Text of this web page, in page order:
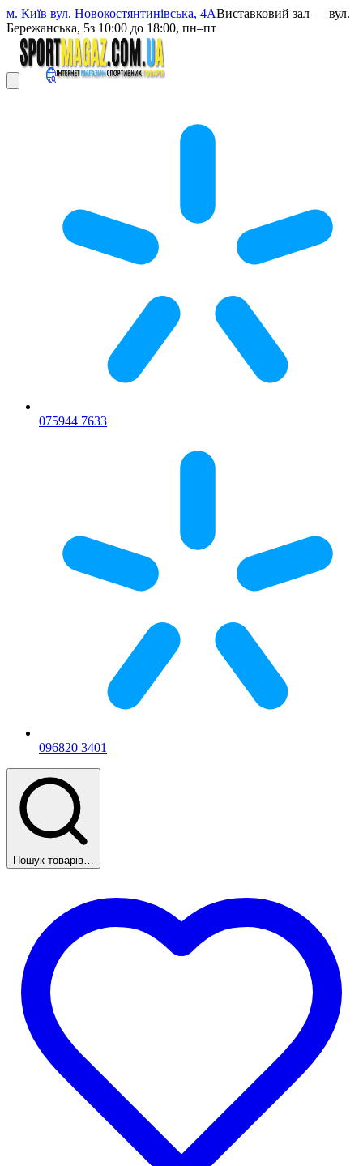
м. Київ вул. Новокостянтинівська, 4АВиставковий зал — вул.
Бережанська, 5з 10:00 до 18:00, пн–пт
075944 7633
096820 3401
Пошук товарів…